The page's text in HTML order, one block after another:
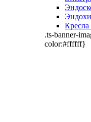
.ts-banner-
color:#ffffff}